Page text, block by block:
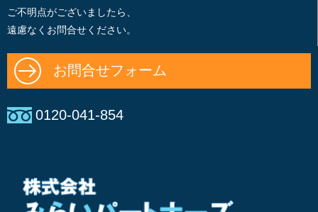
ご不明点がございましたら、
遠慮なくお問合せください。
お問合せフォーム
0120-041-854